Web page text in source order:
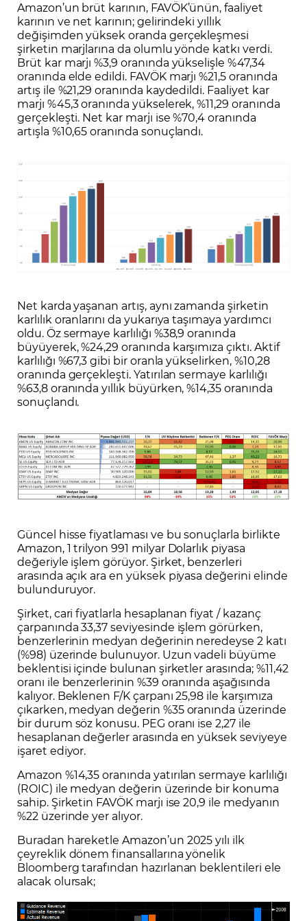
Amazon’un brüt karının, FAVÖK’ünün, faaliyet
karının ve net karının; gelirindeki yıllık
değişimden yüksek oranda gerçekleşmesi
şirketin marjlarına da olumlu yönde katkı verdi.
Brüt kar marjı %3,9 oranında yükselişle %47,34
oranında elde edildi. FAVÖK marjı %21,5 oranında
artış ile %21,29 oranında kaydedildi. Faaliyet kar
marjı %45,3 oranında yükselerek, %11,29 oranında
gerçekleşti. Net kar marjı ise %70,4 oranında
artışla %10,65 oranında sonuçlandı.
Net karda yaşanan artış, aynı zamanda şirketin
karlılık oranlarını da yukarıya taşımaya yardımcı
oldu. Öz sermaye karlılığı %38,9 oranında
büyüyerek, %24,29 oranında karşımıza çıktı. Aktif
karlılığı %67,3 gibi bir oranla yükselirken, %10,28
oranında gerçekleşti. Yatırılan sermaye karlılığı
%63,8 oranında yıllık büyürken, %14,35 oranında
sonuçlandı.
Güncel hisse fiyatlaması ve bu sonuçlarla birlikte
Amazon, 1 trilyon 991 milyar Dolarlık piyasa
değeriyle işlem görüyor. Şirket, benzerleri
arasında açık ara en yüksek piyasa değerini elinde
bulunduruyor.
Şirket, cari fiyatlarla hesaplanan fiyat / kazanç
çarpanında 33,37 seviyesinde işlem görürken,
benzerlerinin medyan değerinin neredeyse 2 katı
(%98) üzerinde bulunuyor. Uzun vadeli büyüme
beklentisi içinde bulunan şirketler arasında; %11,42
oranı ile benzerlerinin %39 oranında aşağısında
kalıyor. Beklenen F/K çarpanı 25,98 ile karşımıza
çıkarken, medyan değerin %35 oranında üzerinde
bir durum söz konusu. PEG oranı ise 2,27 ile
hesaplanan değerler arasında en yüksek seviyeye
işaret ediyor.
Amazon %14,35 oranında yatırılan sermaye karlılığı
(ROIC) ile medyan değerin üzerinde bir konuma
sahip. Şirketin FAVÖK marjı ise 20,9 ile medyanın
%22 üzerinde yer alıyor.
Buradan hareketle Amazon’un 2025 yılı ilk
çeyreklik dönem finansallarına yönelik
Bloomberg tarafından hazırlanan beklentileri ele
alacak olursak;